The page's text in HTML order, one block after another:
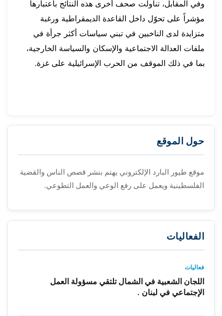
وفي المقابل، تناولت صحف أخرى هذه النتائج باعتبارها
مؤشراً على تحوّل داخل القاعدة الديمقراطية ورغبة
متزايدة لدى الناخبين في تبني سياسات أكثر جرأة في
ملفات العدالة الاجتماعية والإسكان والسياسة الخارجية،
بما في ذلك الموقف من الحرب الإسرائيلية على غزة.
حول الموقع
موقع طيور البارد الإلكتروني يهتم بنشر قصص الناس والقضية
الفلسطينية ويعمل على رفع الوعي والعمل التطوعي.
الفعاليات
فعاليات
اللجان الشعبية في الشمال تلتقي مسؤولة العمل
الإجتماعي في لبنان .